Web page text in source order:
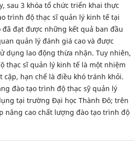
sau 3 khóa tổ chức triển khai thực
trình độ thạc sĩ quản lý kinh tế tại
đạt được những kết quả ban đầu
quản lý đánh giá cao và được
dụng lao động thừa nhận. Tuy nhiên,
thạc sĩ quản lý kinh tế là một nhiệm
cập, hạn chế là điều khó tránh khỏi.
đào tạo trình độ thạc sỹ quản lý
tại trường Đại học Thành Đô; trên
nâng cao chất lượng đào tạo trình độ